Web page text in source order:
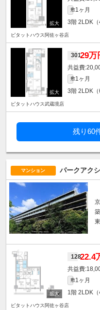
敷1ヶ月
3階 2LDK（
ピタットハウス阿佐ヶ谷店
30129万
敷1ヶ月
3階 2LDK（
ピタットハウス武蔵境店
残り60
マンション パークアク
12822.4
敷1ヶ月
1階 2LDK（
ピタットハウス阿佐ヶ谷店